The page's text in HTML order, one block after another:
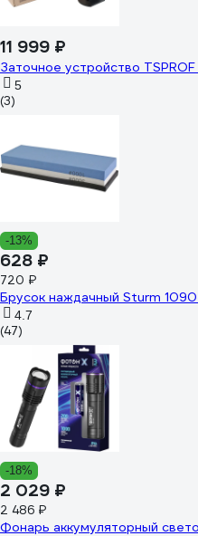
11 999 ₽
Заточное устройство
5
(3)
-13%
628 ₽
720 ₽
Брусок наждачный Sturm
4.7
(47)
-18%
2 029 ₽
2 486 ₽
Фонарь аккумуляторный